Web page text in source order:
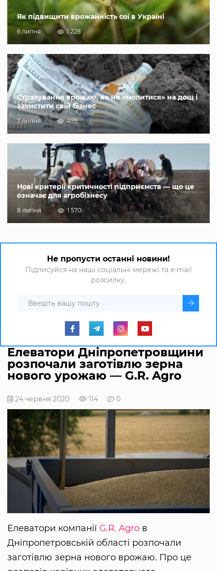
Як підвищити врожайність сої в Україні
6 липня 1 228
Страхування врожаю, як не «молитися» на дощ і
захистити свій бізнес
7 липня 499
Нові критерії критичності підприємств — що це
означає для агробізнесу
8 липня 1 570
Не пропусти останні новини!
Підписуйся на наші соціальні мережі та e-mail
розсилку.
Елеватори Дніпропетровщини
розпочали заготівлю зерна
нового урожаю — G.R. Agro
24 червня 2020 114 0
Елеватори компанії G.R. Agro в
Дніпропетровській області розпочали
заготівлю зерна нового врожаю. Про це